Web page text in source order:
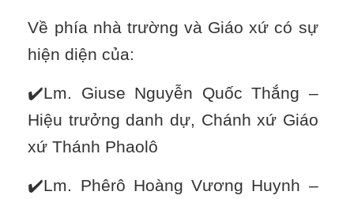
Về phía nhà trường và Giáo xứ có sự
hiện diện của:
✔️Lm. Giuse Nguyễn Quốc Thắng –
Hiệu trưởng danh dự, Chánh xứ Giáo
xứ Thánh Phaolô
✔️Lm. Phêrô Hoàng Vương Huynh –